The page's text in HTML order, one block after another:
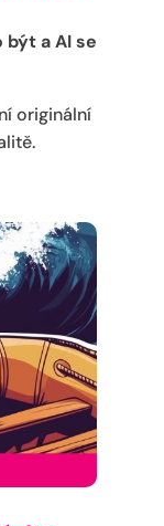
být a AI se
originální